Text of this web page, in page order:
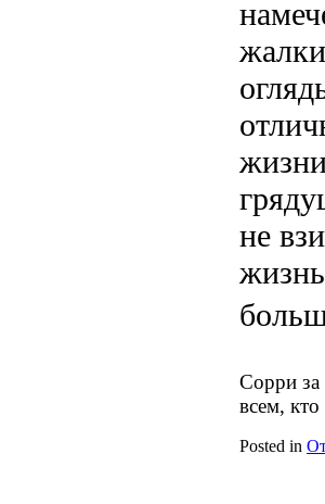
не
Сорри
всем,
Posted in